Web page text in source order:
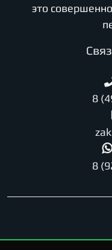
это
8
8